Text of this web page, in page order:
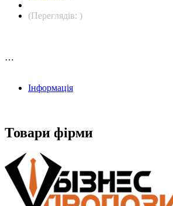
(Переглядів: )
…
Інформація
Товари фірми